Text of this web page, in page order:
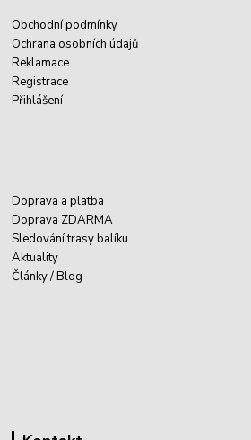
Obchodní podmínky
Ochrana osobních údajů
Reklamace
Registrace
Přihlášení
Doprava a platba
Doprava ZDARMA
Sledování trasy balíku
Aktuality
Články / Blog